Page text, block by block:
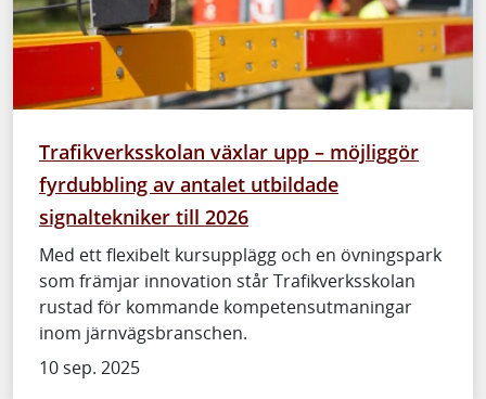
Trafikverksskolan växlar upp – möjliggör
fyrdubbling av antalet utbildade
signaltekniker till 2026
Med ett flexibelt kursupplägg och en övningspark
som främjar innovation står Trafikverksskolan
rustad för kommande kompetensutmaningar
inom järnvägsbranschen.
10 sep. 2025